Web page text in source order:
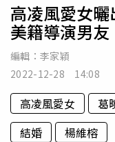
高凌風愛女
美籍導演男友
編輯： 李家穎
2022-12-28 14:08
高凌風愛女 葛
結婚
楊維榕